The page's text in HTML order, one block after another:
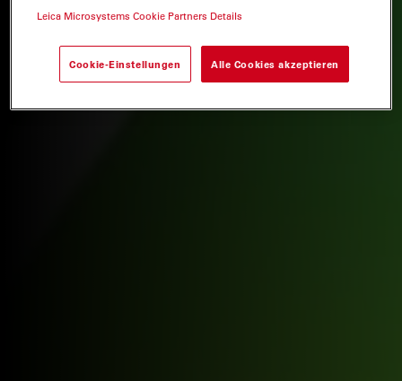
Leica Microsystems Cookie Partners Details
Cookie-Einstellungen Alle Cookies akzeptieren